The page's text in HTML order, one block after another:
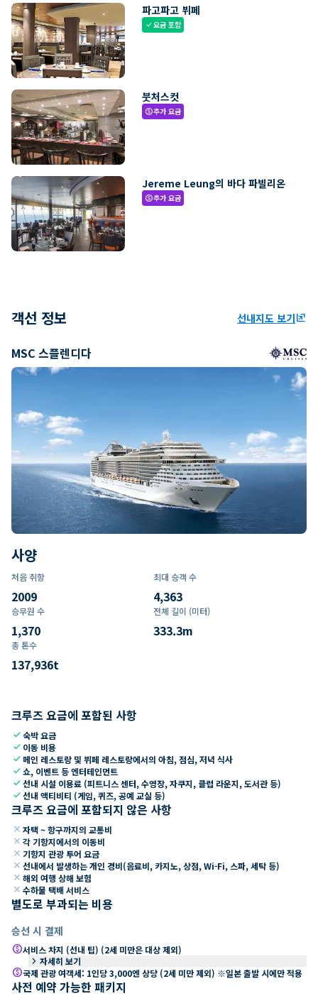
파고파고 뷔페
check요금 포함
붓처스컷
paid추가 요금
Jereme Leung의 바다 파빌리온
paid추가 요금
객선 정보 선내지도 보기ungroup
MSC 스플렌디다
사양
처음 취항
2009
최대 승객 수
4,363
승무원 수
1,370
전체 길이 (미터)
333.3m
총 톤수
137,936t
크루즈 요금에 포함된 사항
check숙박 요금
check 이동 비용
check 메인 레스토랑 및 뷔페 레스토랑에서의 아침, 점심, 저녁 식사
check쇼, 이벤트 등 엔터테인먼트
check선내 시설 이용료 (피트니스 센터, 수영장, 자쿠지, 클럽 라운지, 도서관 등)
check선내 액티비티 (게임, 퀴즈, 공예 교실 등)
크루즈 요금에 포함되지 않은 사항
close 자택 ~ 항구까지의 교통비
close 각 기항지에서의 이동비
close 기항지 관광 투어 요금
close 선내에서 발생하는 개인 경비(음료비, 카지노, 상점, Wi-Fi, 스파, 세탁 등)
close 해외 여행 상해 보험
close 수하물 택배 서비스
별도로 부과되는 비용
승선 시 결제
paid서비스 차지 (선내 팁) (2세 미만은 대상 제외)
keyboard_arrow_right 자세히 보기
paid국제 관광 여객세: 1인당 3,000엔 상당 (2세 미만 제외) ※일본 출발 시에만 적용
사전 예약 가능한 패키지